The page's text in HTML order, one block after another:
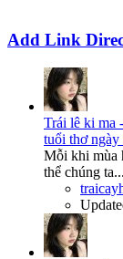
Add Link
Trái lê ki ma
tuổi thơ ngày
Mỗi khi mùa
thể chúng ta...